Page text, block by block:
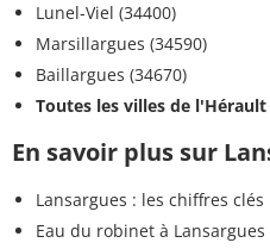
Lunel-Viel (34400)
Marsillargues (34590)
Baillargues (34670)
Toutes les villes de l'Hérault
En savoir plus sur
Lansargues : les chiffres clés
Eau du robinet à Lansargues